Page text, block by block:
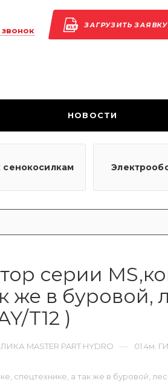
ЗАГРУЗИТЬ
НОВОСТИ
сенокосилкам
серии
же в буровой,
T12 )
MASTER PART HYDRO — 01.4м.
спецтехнике, а так же в буровой,